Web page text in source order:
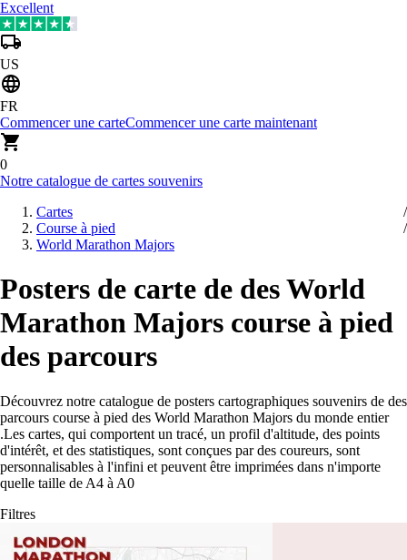
Excellent
US
FR
Commencer une carteCommencer une carte maintenant
0
Notre catalogue de cartes souvenirs
Cartes
Course à pied
World Marathon Majors
Posters de carte de des World
Marathon Majors course à pied
des parcours
Découvrez notre catalogue de posters cartographiques souvenirs de des
parcours course à pied des World Marathon Majors du monde entier
.Les cartes, qui comportent un tracé, un profil d'altitude, des points
d'intérêt, et des statistiques, sont conçues par des coureurs, sont
personnalisables à l'infini et peuvent être imprimées dans n'importe
quelle taille de A4 à A0
Filtres